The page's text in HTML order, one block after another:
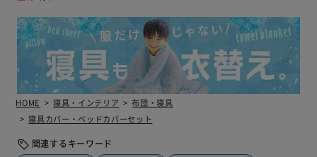
HOME 寝具・インテリア
布団・寝具
寝具カバー・ベッドカバーセット
関連するキーワード